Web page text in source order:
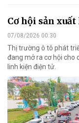
Cơ hội sản
07/08/2026 00:30
Thị trường ô tô phát
đang mở ra cơ hội cho
linh kiện điện tử.